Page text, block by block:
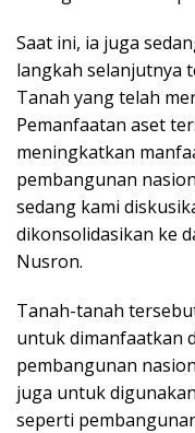
Saat ini, ia juga
langkah selanjutnya
Tanah yang telah
Pemanfaatan aset
meningkatkan
pembangunan
sedang kami
dikonsolidasikan ke
Nusron.
Tanah-tanah
untuk dimanfaatkan
pembangunan
juga untuk
seperti